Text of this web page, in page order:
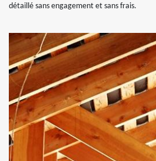
détaillé sans engagement et sans frais.